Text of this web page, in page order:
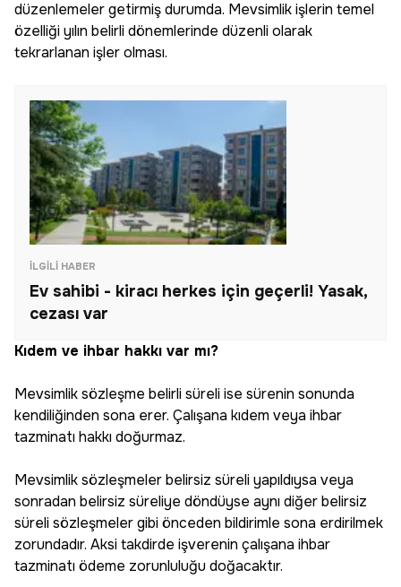
düzenlemeler getirmiş durumda. Mevsimlik işlerin temel
özelliği yılın belirli dönemlerinde düzenli olarak
tekrarlanan işler olması.
İLGILI HABER
Ev sahibi - kiracı herkes için geçerli! Yasak,
cezası var
Kıdem ve ihbar hakkı var mı?
Mevsimlik sözleşme belirli süreli ise sürenin sonunda
kendiliğinden sona erer. Çalışana kıdem veya ihbar
tazminatı hakkı doğurmaz.
Mevsimlik sözleşmeler belirsiz süreli yapıldıysa veya
sonradan belirsiz süreliye döndüyse aynı diğer belirsiz
süreli sözleşmeler gibi önceden bildirimle sona erdirilmek
zorundadır. Aksi takdirde işverenin çalışana ihbar
tazminatı ödeme zorunluluğu doğacaktır.